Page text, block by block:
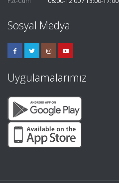
Sosyal Medya
Uygulamalarımız